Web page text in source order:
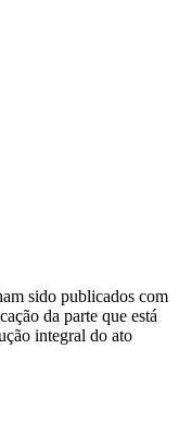
sido publicados com
da parte que está
integral do ato